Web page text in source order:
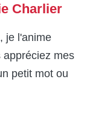
Charlier
je l'anime
appréciez mes
petit mot ou